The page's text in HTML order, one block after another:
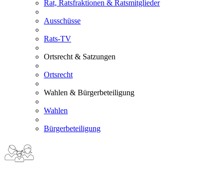
Rat, Ratsfraktionen & Ratsmitglieder
Ausschüsse
Rats-TV
Ortsrecht & Satzungen
Ortsrecht
Wahlen & Bürgerbeteiligung
Wahlen
Bürgerbeteiligung